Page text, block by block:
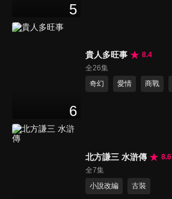
5
6
貴人多旺事
8.4
全26集
奇幻
愛情 商戰
北方謙三 水滸傳
8.6
全7集
小說改編
古裝